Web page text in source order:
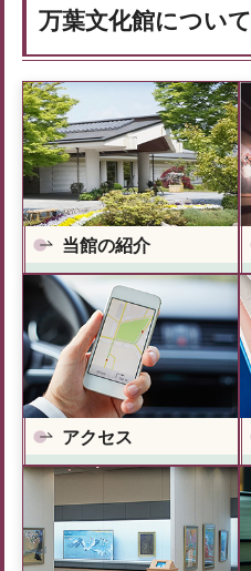
万葉文化館について
当館の紹介
アクセス